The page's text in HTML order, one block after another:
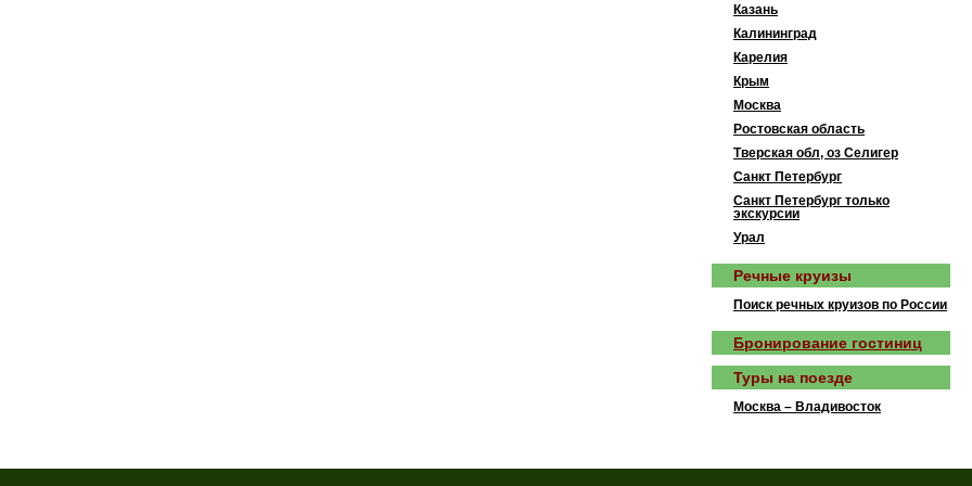
Казань
Калининград
Карелия
Крым
Москва
Ростовская область
Тверская обл, оз Селигер
Санкт Петербург
Санкт Петербург только
экскурсии
Урал
Речные круизы
Поиск речных круизов по России
Бронирование гостиниц
Туры на поезде
Москва – Владивосток